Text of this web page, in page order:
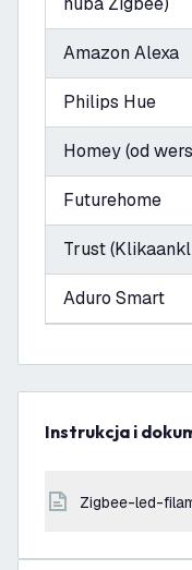
Amazon Alexa
Philips Hue
Homey (od
Futurehome
Trust
Aduro Smart
Instrukcja i
zigbee-led-